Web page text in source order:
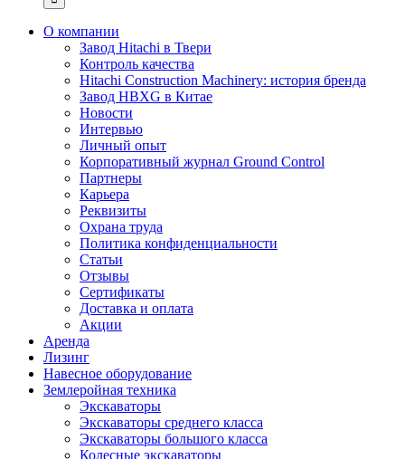
О компании
Завод Hitachi в Твери
Контроль качества
Hitachi Construction Machinery: история бренда
Завод HBXG в Китае
Новости
Интервью
Личный опыт
Корпоративный журнал Ground Control
Партнеры
Карьера
Реквизиты
Охрана труда
Политика конфиденциальности
Статьи
Отзывы
Сертификаты
Доставка и оплата
Акции
Аренда
Лизинг
Навесное оборудование
Землеройная техника
Экскаваторы
Экскаваторы среднего класса
Экскаваторы большого класса
Колесные экскаваторы